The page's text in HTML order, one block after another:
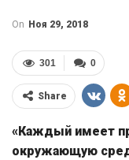
On Ноя 29, 2018
0
301
Share
«Каждый имеет
окружающую